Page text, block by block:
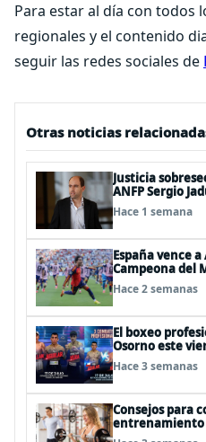
Para estar al día con todos
regionales y el contenido
seguir las redes sociales de
Otras noticias
Justicia
ANFP Sergio
Hace 1 semana
España vence
Campeona del
Hace 2 semanas
El boxeo
Osorno este
Hace 3 semanas
Consejos para
entrenamiento
de invierno